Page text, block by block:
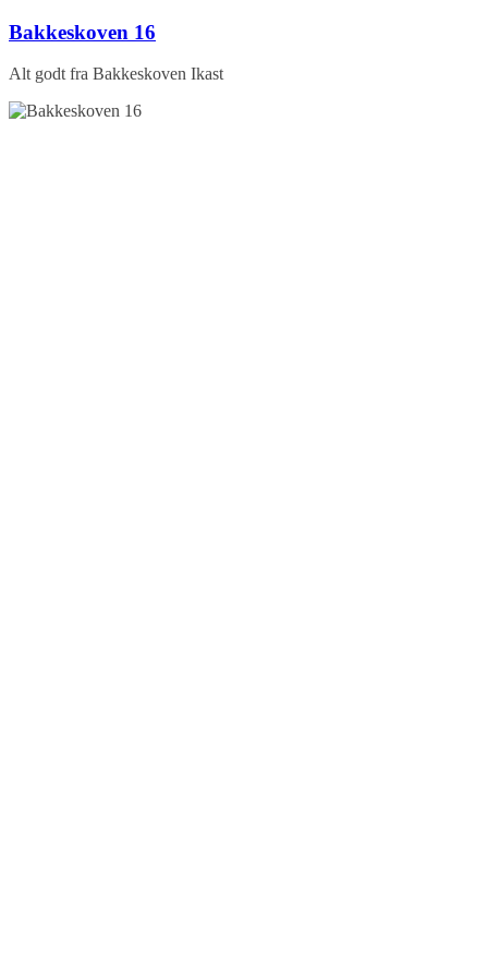
Skip
content
Bakkeskoven 16
Alt godt fra Bakkeskoven Ikast